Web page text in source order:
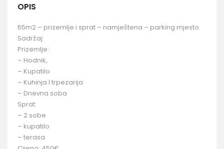
OPIS
65m2 – prizemlje i sprat – namještena – parking mjesto.
Sadržaj:
Prizemlje:
– Hodnik,
– Kupatilo
– Kuhinja I trpezarija
– Dnevna soba
Sprat:
– 2 sobe
– kupatilo
– terasa